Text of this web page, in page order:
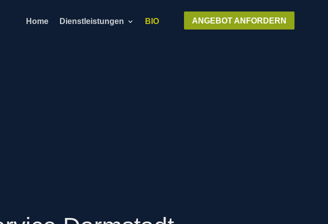
Home Dienstleistungen BIO ANGEBOT ANFORDERN